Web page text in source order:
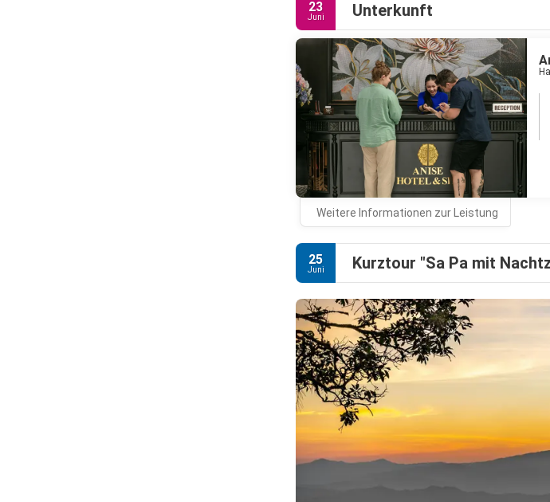
23
Juni Unterkunft
Weitere Informationen zur Leistung
25
Juni Kurztour "Sa Pa mit